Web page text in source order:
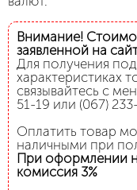
Внимание!
заявленной на
Для получения
характеристиках
связывайтесь с
51-19 или (067)
Оплатить товар
наличными при
При оформлении
комиссия 3%